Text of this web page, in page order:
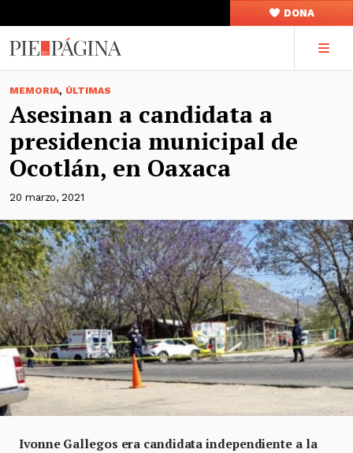
DONA
MEMORIA, ÚLTIMAS
Asesinan a candidata a
presidencia municipal de
Ocotlán, en Oaxaca
20 marzo, 2021
Ivonne Gallegos era candidata independiente a la